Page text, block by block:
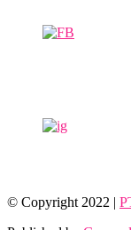
© Copyright 2022 |